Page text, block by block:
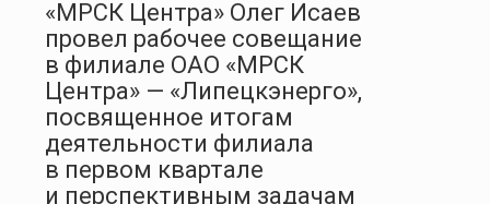
«МРСК Центра» Олег Исаев
провел рабочее совещание
в филиале ОАО «МРСК
Центра» — «Липецкэнерго»,
посвященное итогам
деятельности филиала
в первом квартале
и перспективным задачам